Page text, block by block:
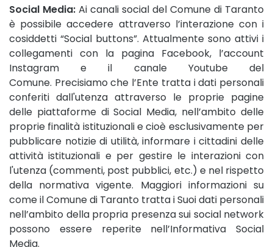
Social Media: Ai canali social del Comune di Taranto
è possibile accedere attraverso l’interazione con i
cosiddetti “Social buttons”. Attualmente sono attivi i
collegamenti con la pagina Facebook, l’account
Instagram e il canale Youtube del
Comune. Precisiamo che l’Ente tratta i dati personali
conferiti dall'utenza attraverso le proprie pagine
delle piattaforme di Social Media, nell’ambito delle
proprie finalità istituzionali e cioè esclusivamente per
pubblicare notizie di utilità, informare i cittadini delle
attività istituzionali e per gestire le interazioni con
l'utenza (commenti, post pubblici, etc.) e nel rispetto
della normativa vigente. Maggiori informazioni su
come il Comune di Taranto tratta i Suoi dati personali
nell’ambito della propria presenza sui social network
possono essere reperite nell’Informativa Social
Media.